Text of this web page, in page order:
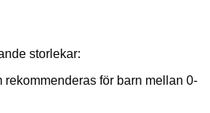
storlekar:
rekommenderas för barn mellan 0-